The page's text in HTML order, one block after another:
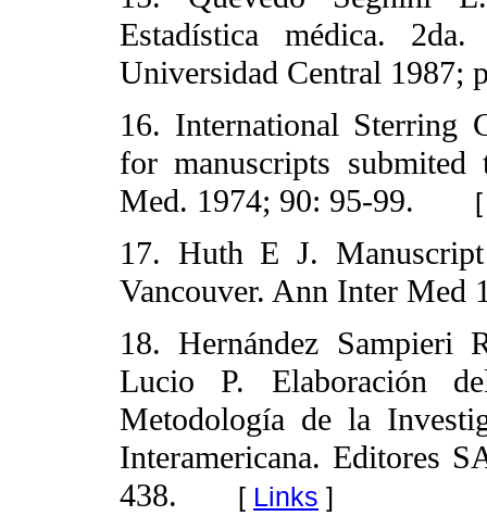
Estadística médica.
Universidad Central 1987;
16. International Sterring
for manuscripts
Med. 1974; 90: 95-99.
17. Huth E J.
Vancouver. Ann Inter Med
18. Hernández Sampieri
Lucio P. Elaboración
Metodología de la
Interamericana. Editores
438. [ Links ]